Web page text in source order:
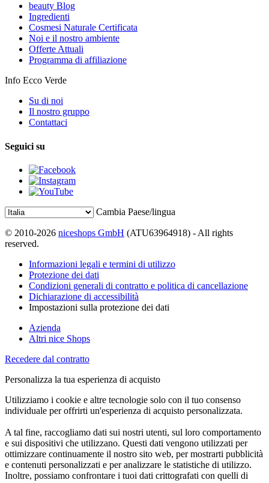
beauty Blog
Ingredienti
Cosmesi Naturale Certificata
Noi e il nostro ambiente
Offerte Attuali
Programma di affiliazione
Info Ecco Verde
Su di noi
Il nostro gruppo
Contattaci
Seguici su
Cambia Paese/lingua
© 2010-2026 niceshops GmbH (ATU63964918) - All rights
reserved.
Informazioni legali e termini di utilizzo
Protezione dei dati
Condizioni generali di contratto e politica di cancellazione
Dichiarazione di accessibilità
Impostazioni sulla protezione dei dati
Azienda
Altri nice Shops
Recedere dal contratto
Personalizza la tua esperienza di acquisto
Utilizziamo i cookie e altre tecnologie solo con il tuo consenso
individuale per offrirti un'esperienza di acquisto personalizzata.
A tal fine, raccogliamo dati sui nostri utenti, sul loro comportamento
e sui dispositivi che utilizzano. Questi dati vengono utilizzati per
ottimizzare continuamente il nostro sito web, per mostrarti pubblicità
e contenuti personalizzati e per analizzare le statistiche di utilizzo.
Inoltre, possiamo confrontare i tuoi dati crittografati con quelli di